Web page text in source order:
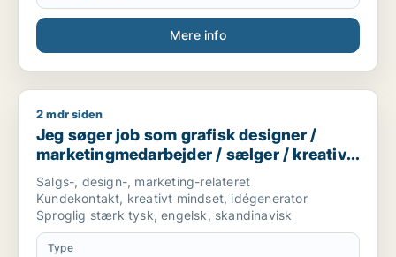
Mere info
Jeg søger job som grafisk designer /
2 mdr siden
Jeg søger job som grafisk designer /
marketingmedarbejder / sælger / kreativ
medarbejder / produktspecialist
Salgs-, design-, marketing-relateret
Kundekontakt, kreativt mindset, idégenerator
Sproglig stærk tysk, engelsk, skandinavisk
Type